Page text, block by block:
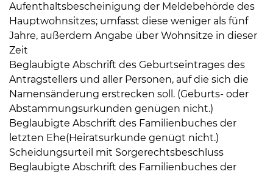
zentrale@badbramstedt.de
Mo,
Di,
Fr
08
Uhr
Do
Aufenthaltsbescheinigung der Meldebehörde des
Hauptwohnsitzes; umfasst diese weniger als fünf
Jahre, außerdem Angabe über Wohnsitze in dieser
Zeit
Beglaubigte Abschrift des Geburtseintrages des
Antragstellers und aller Personen, auf die sich die
Namensänderung erstrecken soll. (Geburts- oder
Abstammungsurkunden genügen nicht.)
Beglaubigte Abschrift des Familienbuches der
letzten Ehe(Heiratsurkunde genügt nicht.)
Scheidungsurteil mit Sorgerechtsbeschluss
Beglaubigte Abschrift des Familienbuches der